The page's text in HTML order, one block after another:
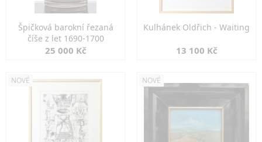
Špičková barokní řezaná
číše z let 1690-1700
25 000 Kč
Kulhánek Oldřich - Waiting
13 100 Kč
NOVÉ NOVÉ